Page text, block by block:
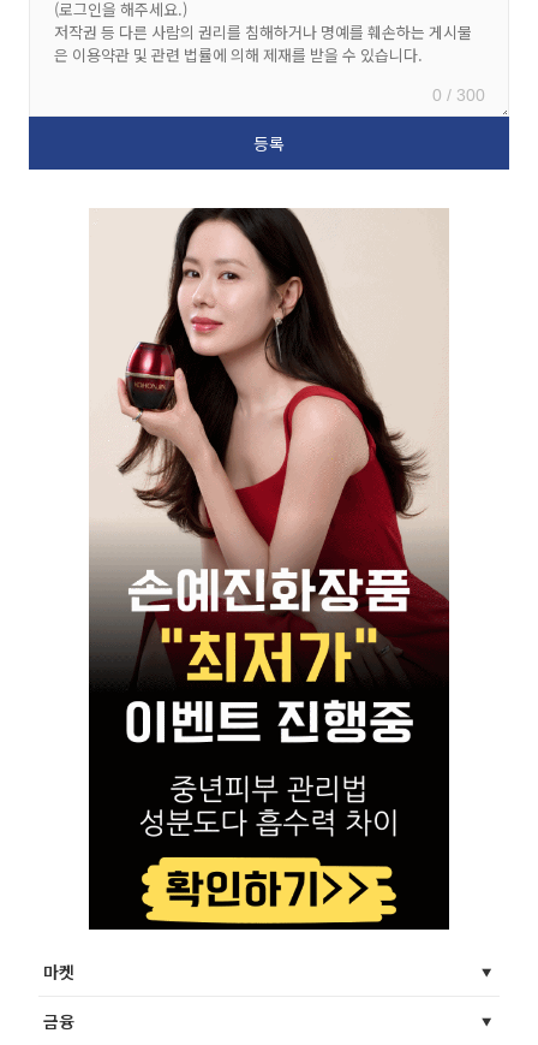
0 / 300
마켓
금융